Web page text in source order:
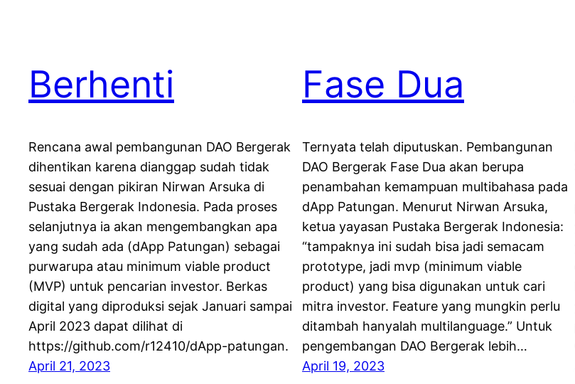
Berhenti
Rencana awal pembangunan DAO Bergerak
dihentikan karena dianggap sudah tidak
sesuai dengan pikiran Nirwan Arsuka di
Pustaka Bergerak Indonesia. Pada proses
selanjutnya ia akan mengembangkan apa
yang sudah ada (dApp Patungan) sebagai
purwarupa atau minimum viable product
(MVP) untuk pencarian investor. Berkas
digital yang diproduksi sejak Januari sampai
April 2023 dapat dilihat di
https://github.com/r12410/dApp-patungan.
April 21, 2023
Fase Dua
Ternyata telah diputuskan. Pembangunan
DAO Bergerak Fase Dua akan berupa
penambahan kemampuan multibahasa pada
dApp Patungan. Menurut Nirwan Arsuka,
ketua yayasan Pustaka Bergerak Indonesia:
“tampaknya ini sudah bisa jadi semacam
prototype, jadi mvp (minimum viable
product) yang bisa digunakan untuk cari
mitra investor. Feature yang mungkin perlu
ditambah hanyalah multilanguage.” Untuk
pengembangan DAO Bergerak lebih…
April 19, 2023